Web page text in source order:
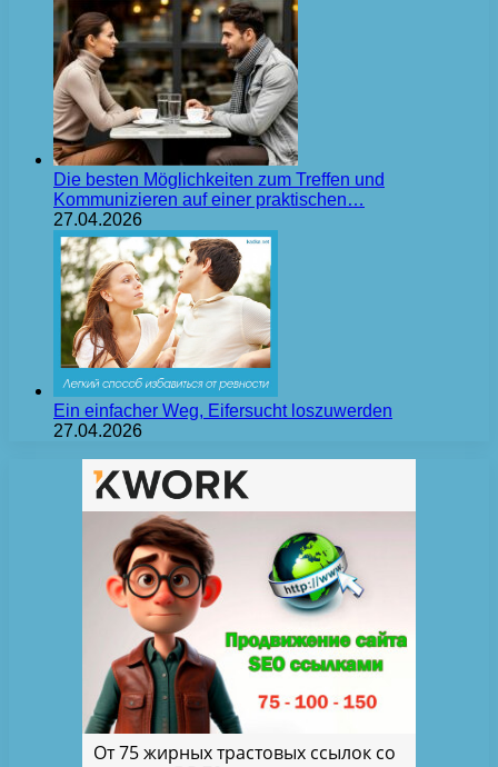
Die besten Möglichkeiten zum Treffen und
Kommunizieren auf einer praktischen…
27.04.2026
Ein einfacher Weg, Eifersucht loszuwerden
27.04.2026